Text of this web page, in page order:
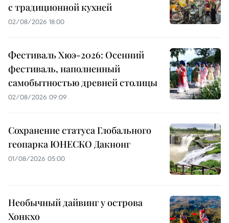
с традиционной кухней
02/08/2026 18:00
Фестиваль Хюэ-2026: Осенний
фестиваль, наполненный
самобытностью древней столицы
02/08/2026 09:09
Сохранение статуса Глобального
геопарка ЮНЕСКО Дакнонг
01/08/2026 05:00
Необычный дайвинг у острова
Хонкхо